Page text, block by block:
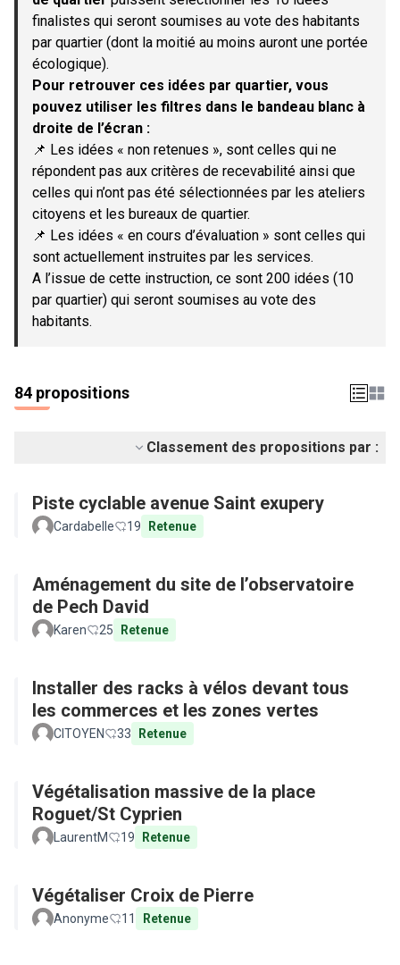
finalistes qui seront soumises au vote des habitants
par quartier (dont la moitié au moins auront une portée
écologique).
Pour retrouver ces idées par quartier, vous
pouvez utiliser les filtres dans le bandeau blanc à
droite de l’écran :
📌 Les idées « non retenues », sont celles qui ne
répondent pas aux critères de recevabilité ainsi que
celles qui n’ont pas été sélectionnées par les ateliers
citoyens et les bureaux de quartier.
📌 Les idées « en cours d’évaluation » sont celles qui
sont actuellement instruites par les services.
A l’issue de cette instruction, ce sont 200 idées (10
par quartier) qui seront soumises au vote des
habitants.
84 propositions
Classement des propositions par :
Piste cyclable avenue Saint exupery
Cardabelle 19 Retenue
Aménagement du site de l’observatoire
de Pech David
Karen 25 Retenue
Installer des racks à vélos devant tous
les commerces et les zones vertes
CITOYEN 33 Retenue
Végétalisation massive de la place
Roguet/St Cyprien
LaurentM 19 Retenue
Végétaliser Croix de Pierre
Anonyme 11 Retenue